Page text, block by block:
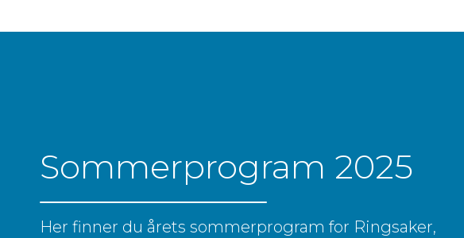
Sommerprogram 2025
Her finner du årets sommerprogram for Ringsaker,